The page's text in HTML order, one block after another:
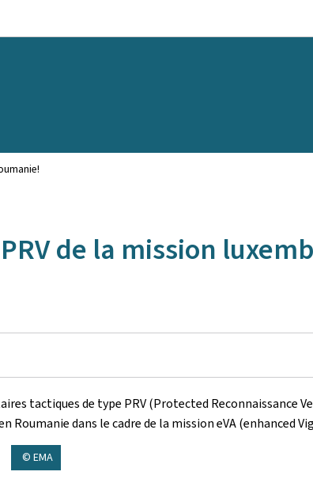
de la mission
tactiques de type PRV (Protected Reconnaissance
dans le cadre de la mission eVA (enhanced
© EMA